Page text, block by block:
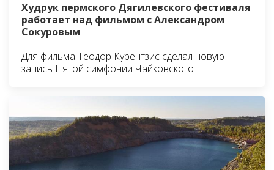
Худрук пермского Дягилевского фестиваля
работает над фильмом с Александром
Сокуровым
Для фильма Теодор Курентзис сделал новую
запись Пятой симфонии Чайковского